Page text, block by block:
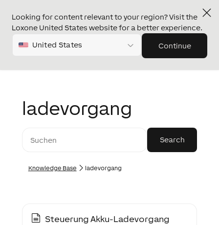
Looking for content relevant to your region? Visit the
Loxone United States website for a better experience.
United States Continue
ladevorgang
Knowledge Base ladevorgang
Steuerung Akku-Ladevorgang